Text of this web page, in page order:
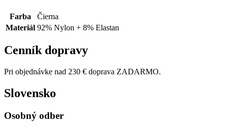
Farba
Čierna
Materiál 92% Nylon + 8% Elastan
Cenník dopravy
Pri objednávke nad 230 € doprava ZADARMO.
Slovensko
Osobný odber